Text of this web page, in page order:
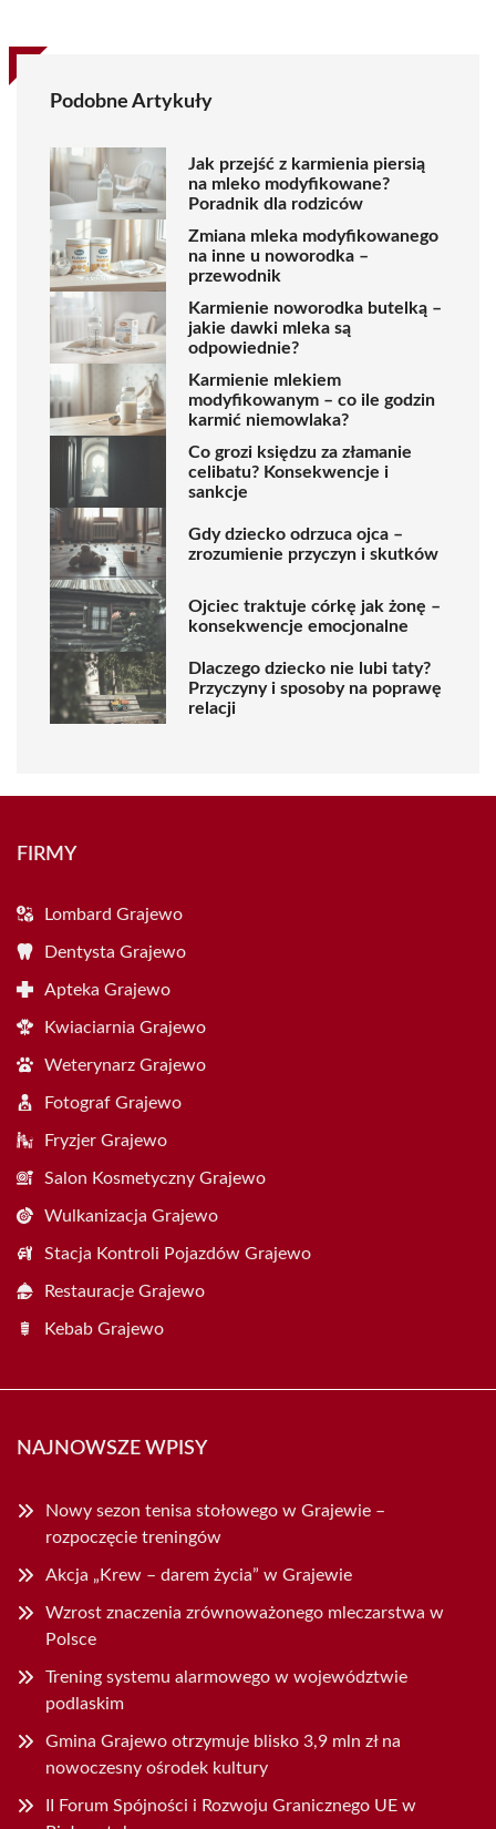
Podobne Artykuły
Jak przejść z karmienia piersią
na mleko modyfikowane?
Poradnik dla rodziców
Zmiana mleka modyfikowanego
na inne u noworodka –
przewodnik
Karmienie noworodka butelką –
jakie dawki mleka są
odpowiednie?
Karmienie mlekiem
modyfikowanym – co ile godzin
karmić niemowlaka?
Co grozi księdzu za złamanie
celibatu? Konsekwencje i
sankcje
Gdy dziecko odrzuca ojca –
zrozumienie przyczyn i skutków
Ojciec traktuje córkę jak żonę –
konsekwencje emocjonalne
Dlaczego dziecko nie lubi taty?
Przyczyny i sposoby na poprawę
relacji
FIRMY
Lombard Grajewo
Dentysta Grajewo
Apteka Grajewo
Kwiaciarnia Grajewo
Weterynarz Grajewo
Fotograf Grajewo
Fryzjer Grajewo
Salon Kosmetyczny Grajewo
Wulkanizacja Grajewo
Stacja Kontroli Pojazdów Grajewo
Restauracje Grajewo
Kebab Grajewo
NAJNOWSZE WPISY
Nowy sezon tenisa stołowego w Grajewie –
rozpoczęcie treningów
Akcja „Krew – darem życia” w Grajewie
Wzrost znaczenia zrównoważonego mleczarstwa w
Polsce
Trening systemu alarmowego w województwie
podlaskim
Gmina Grajewo otrzymuje blisko 3,9 mln zł na
nowoczesny ośrodek kultury
II Forum Spójności i Rozwoju Granicznego UE w